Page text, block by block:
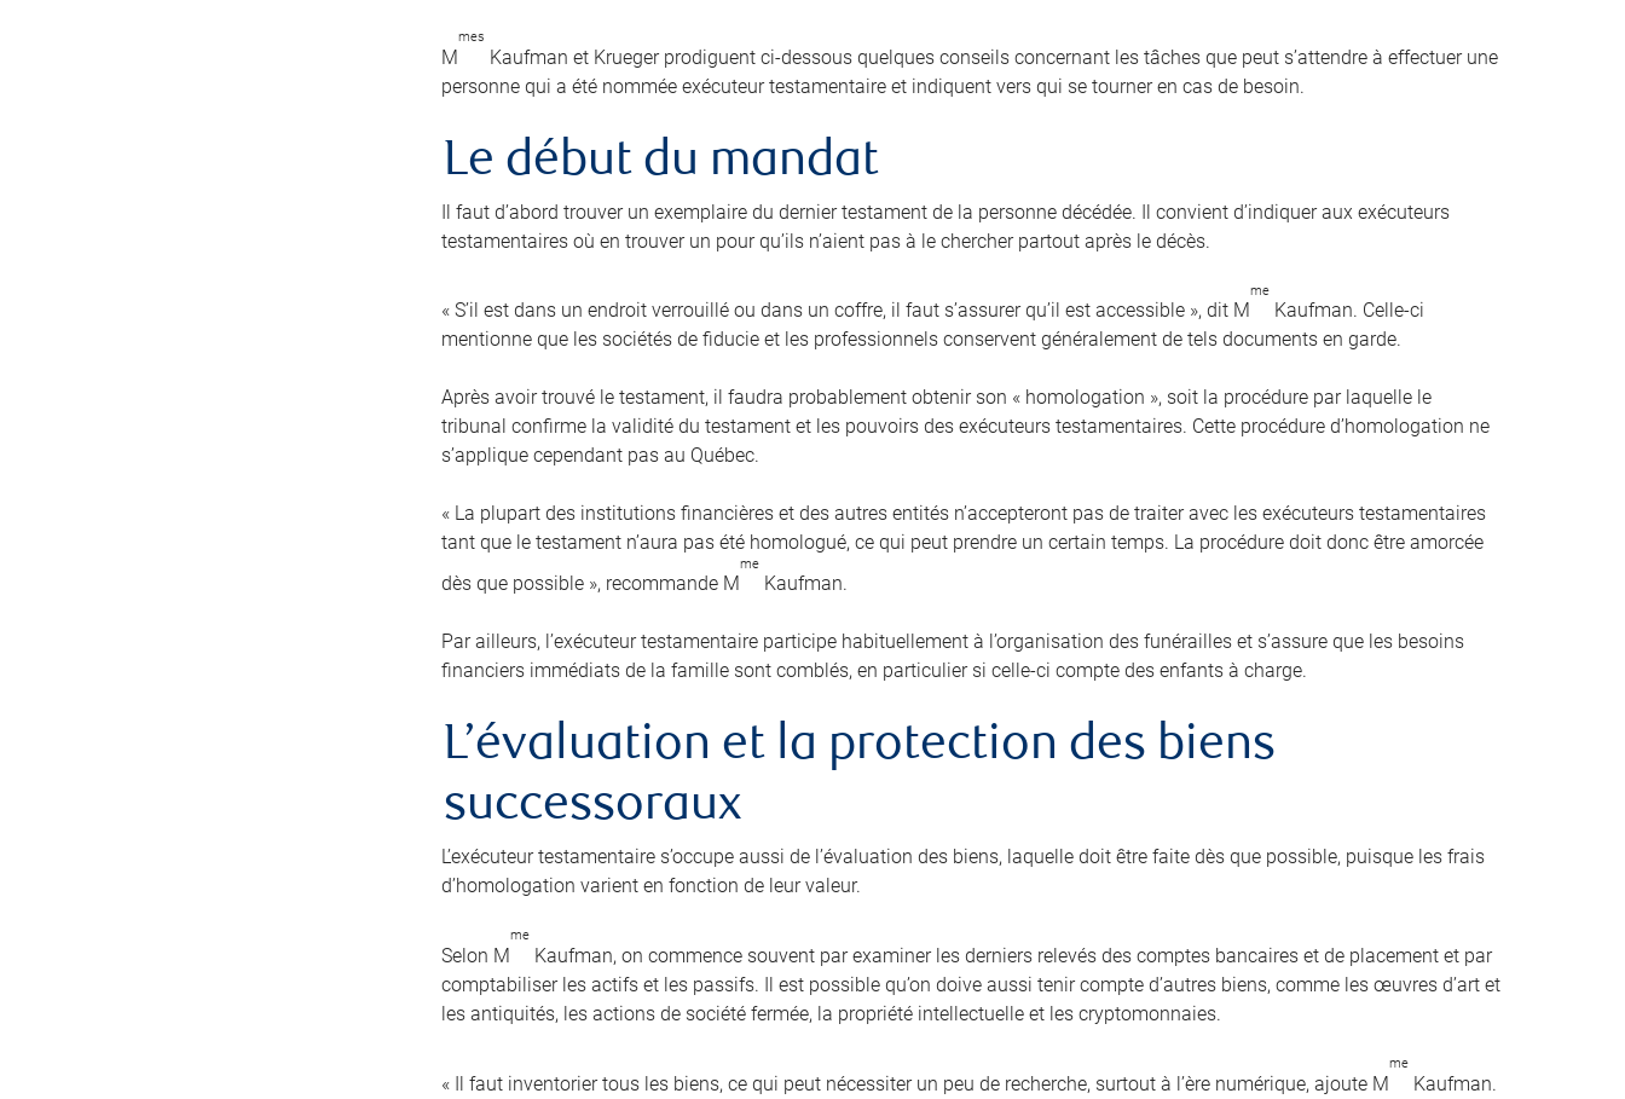
M
mes
Kaufman et Krueger prodiguent ci-dessous quelques conseils concernant les tâches que peut s’attendre à effectuer une
personne qui a été nommée exécuteur testamentaire et indiquent vers qui se tourner en cas de besoin.
Le début du mandat
Il faut d’abord trouver un exemplaire du dernier testament de la personne décédée. Il convient d’indiquer aux exécuteurs
testamentaires où en trouver un pour qu’ils n’aient pas à le chercher partout après le décès.
« S’il est dans un endroit verrouillé ou dans un coffre, il faut s’assurer qu’il est accessible », dit M
me
Kaufman. Celle-ci
mentionne que les sociétés de fiducie et les professionnels conservent généralement de tels documents en garde.
Après avoir trouvé le testament, il faudra probablement obtenir son « homologation », soit la procédure par laquelle le
tribunal confirme la validité du testament et les pouvoirs des exécuteurs testamentaires. Cette procédure d’homologation ne
s’applique cependant pas au Québec.
« La plupart des institutions financières et des autres entités n’accepteront pas de traiter avec les exécuteurs testamentaires
tant que le testament n’aura pas été homologué, ce qui peut prendre un certain temps. La procédure doit donc être amorcée
dès que possible », recommande M
me
Kaufman.
Par ailleurs, l’exécuteur testamentaire participe habituellement à l’organisation des funérailles et s’assure que les besoins
financiers immédiats de la famille sont comblés, en particulier si celle-ci compte des enfants à charge.
L’évaluation et la protection des biens
successoraux
L’exécuteur testamentaire s’occupe aussi de l’évaluation des biens, laquelle doit être faite dès que possible, puisque les frais
d’homologation varient en fonction de leur valeur.
Selon M
me
Kaufman, on commence souvent par examiner les derniers relevés des comptes bancaires et de placement et par
comptabiliser les actifs et les passifs. Il est possible qu’on doive aussi tenir compte d’autres biens, comme les œuvres d’art et
les antiquités, les actions de société fermée, la propriété intellectuelle et les cryptomonnaies.
« Il faut inventorier tous les biens, ce qui peut nécessiter un peu de recherche, surtout à l’ère numérique, ajoute M
me
Kaufman.